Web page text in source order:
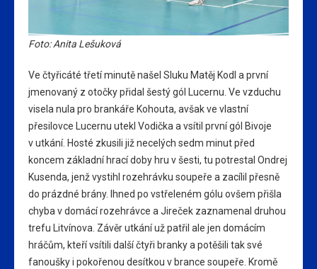
Foto: Anita Lešuková
Ve čtyřicáté třetí minutě našel Sluku Matěj Kodl a první
jmenovaný z otočky přidal šestý gól Lucernu. Ve vzduchu
visela nula pro brankáře Kohouta, avšak ve vlastní
přesilovce Lucernu utekl Vodička a vsítil první gól Bivoje
v utkání. Hosté zkusili již necelých sedm minut před
koncem základní hrací doby hru v šesti, tu potrestal Ondrej
Kusenda, jenž vystihl rozehrávku soupeře a zacílil přesně
do prázdné brány. Ihned po vstřeleném gólu ovšem přišla
chyba v domácí rozehrávce a Jireček zaznamenal druhou
trefu Litvínova. Závěr utkání už patřil ale jen domácím
hráčům, kteří vsítili další čtyři branky a potěšili tak své
fanoušky i pokořenou desítkou v brance soupeře. Kromě